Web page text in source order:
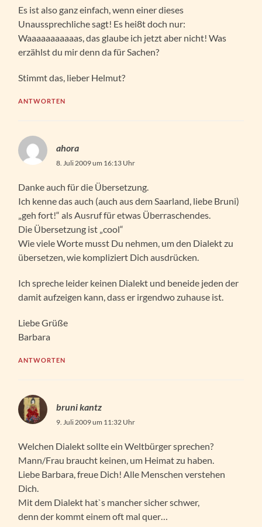
Es ist also ganz einfach, wenn einer dieses
Unaussprechliche sagt! Es hei8t doch nur:
Waaaaaaaaaaas, das glaube ich jetzt aber nicht! Was
erzählst du mir denn da für Sachen?
Stimmt das, lieber Helmut?
ANTWORTEN
ahora
8. Juli 2009 um 16:13 Uhr
Danke auch für die Übersetzung.
Ich kenne das auch (auch aus dem Saarland, liebe Bruni)
„geh fort!“ als Ausruf für etwas Überraschendes.
Die Übersetzung ist „cool“
Wie viele Worte musst Du nehmen, um den Dialekt zu
übersetzen, wie kompliziert Dich ausdrücken.
Ich spreche leider keinen Dialekt und beneide jeden der
damit aufzeigen kann, dass er irgendwo zuhause ist.
Liebe Grüße
Barbara
ANTWORTEN
bruni kantz
9. Juli 2009 um 11:32 Uhr
Welchen Dialekt sollte ein Weltbürger sprechen?
Mann/Frau braucht keinen, um Heimat zu haben.
Liebe Barbara, freue Dich! Alle Menschen verstehen
Dich.
Mit dem Dialekt hat`s mancher sicher schwer,
denn der kommt einem oft mal quer…